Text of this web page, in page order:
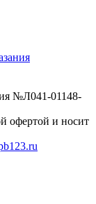
№Л041-01148-
офертой и носит